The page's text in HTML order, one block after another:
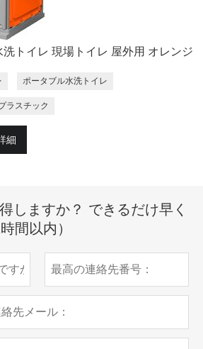
トイレ 現場トイレ 屋外用 オレンジ
ポータブル水洗トイレ
ラスチック
細
しますか？ できるだけ早く
間以内）